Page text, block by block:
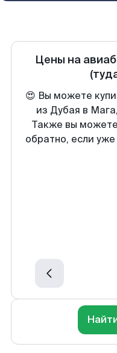
Цены на
😍 Вы можете
из Дубая в
Также вы
обратно, если